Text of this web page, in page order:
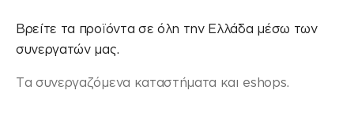
Βρείτε τα προϊόντα σε όλη την Ελλάδα μέσω των
συνεργατών μας.
Τα συνεργαζόμενα καταστήματα και eshops.